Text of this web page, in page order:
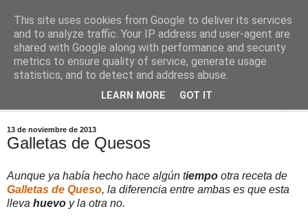
Comoju
La Cocina del Día a Día y el día a día de la Gastronomía
13 de noviembre de 2013
Galletas de Quesos
Aunque ya había hecho hace algún tiempo otra receta de
Galletas de Queso, la diferencia entre ambas es que esta
lleva huevo y la otra no.
This site uses cookies from Google to deliver its services
and to analyze traffic. Your IP address and user-agent are
shared with Google along with performance and security
metrics to ensure quality of service, generate usage
statistics, and to detect and address abuse.
LEARN MORE GOT IT